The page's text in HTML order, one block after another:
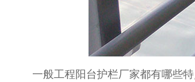
一般工程阳台护栏厂家都有哪些特